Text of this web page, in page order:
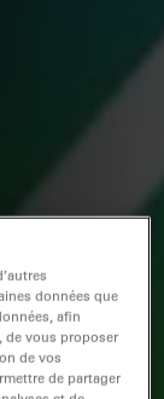
données que
afin
de vous proposer
de vos
de partager